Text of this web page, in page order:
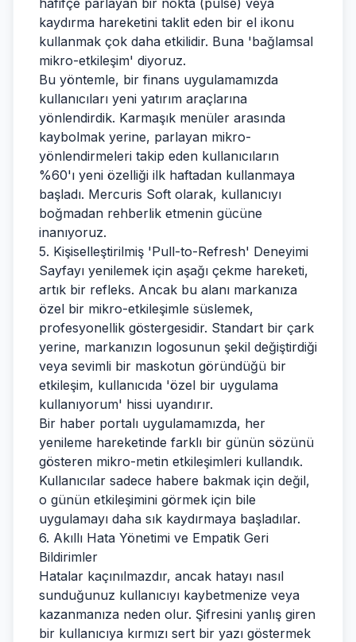
hafifçe parlayan bir nokta (pulse) veya
kaydırma hareketini taklit eden bir el ikonu
kullanmak çok daha etkilidir. Buna 'bağlamsal
mikro-etkileşim' diyoruz.
Bu yöntemle, bir finans uygulamamızda
kullanıcıları yeni yatırım araçlarına
yönlendirdik. Karmaşık menüler arasında
kaybolmak yerine, parlayan mikro-
yönlendirmeleri takip eden kullanıcıların
%60'ı yeni özelliği ilk haftadan kullanmaya
başladı. Mercuris Soft olarak, kullanıcıyı
boğmadan rehberlik etmenin gücüne
inanıyoruz.
5. Kişiselleştirilmiş 'Pull-to-Refresh' Deneyimi
Sayfayı yenilemek için aşağı çekme hareketi,
artık bir refleks. Ancak bu alanı markanıza
özel bir mikro-etkileşimle süslemek,
profesyonellik göstergesidir. Standart bir çark
yerine, markanızın logosunun şekil değiştirdiği
veya sevimli bir maskotun göründüğü bir
etkileşim, kullanıcıda 'özel bir uygulama
kullanıyorum' hissi uyandırır.
Bir haber portalı uygulamamızda, her
yenileme hareketinde farklı bir günün sözünü
gösteren mikro-metin etkileşimleri kullandık.
Kullanıcılar sadece habere bakmak için değil,
o günün etkileşimini görmek için bile
uygulamayı daha sık kaydırmaya başladılar.
6. Akıllı Hata Yönetimi ve Empatik Geri
Bildirimler
Hatalar kaçınılmazdır, ancak hatayı nasıl
sunduğunuz kullanıcıyı kaybetmenize veya
kazanmanıza neden olur. Şifresini yanlış giren
bir kullanıcıya kırmızı sert bir yazı göstermek